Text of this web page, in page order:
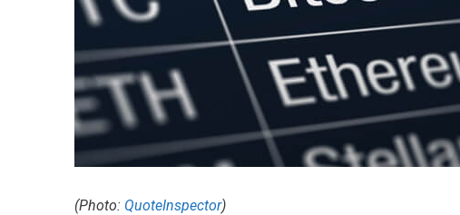
(Photo: QuoteInspector)